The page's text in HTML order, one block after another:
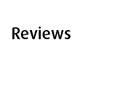
Reviews